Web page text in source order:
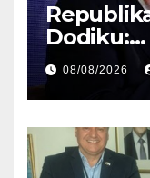
Dodiku:
kultura
08/08/2026